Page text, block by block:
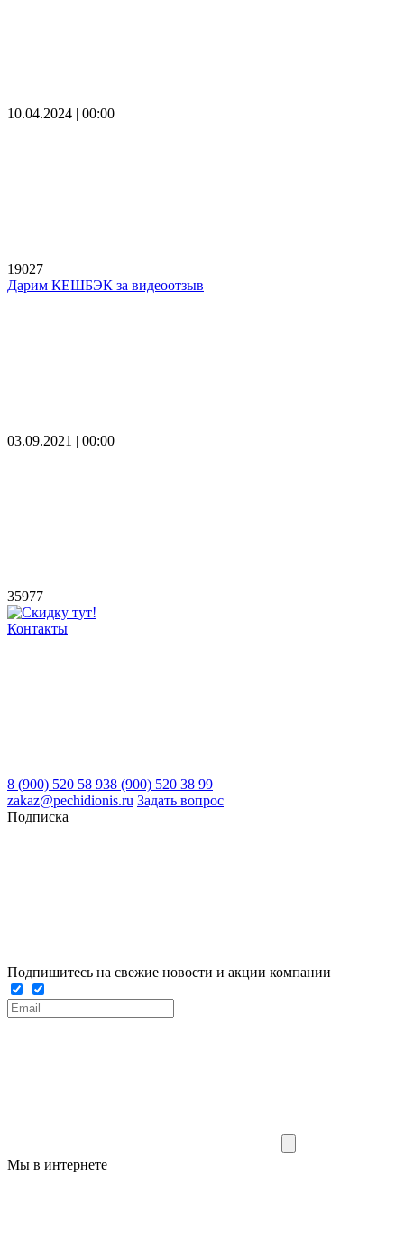
10.04.2024 | 00:00
19027
Дарим КЕШБЭК за видеоотзыв
03.09.2021 | 00:00
35977
Контакты
8 (900) 520 58 938 (900) 520 38 99
zakaz@pechidionis.ru Задать вопрос
Подписка
Подпишитесь на свежие новости и акции компании
Мы в интернете